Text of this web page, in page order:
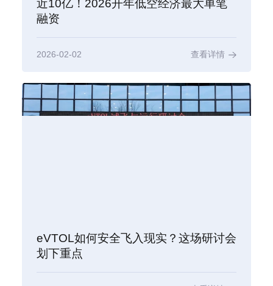
近10亿！2026开年低空经济最大单笔
融资
2026-02-02 查看详情
eVTOL如何安全飞入现实？这场研讨会
划下重点